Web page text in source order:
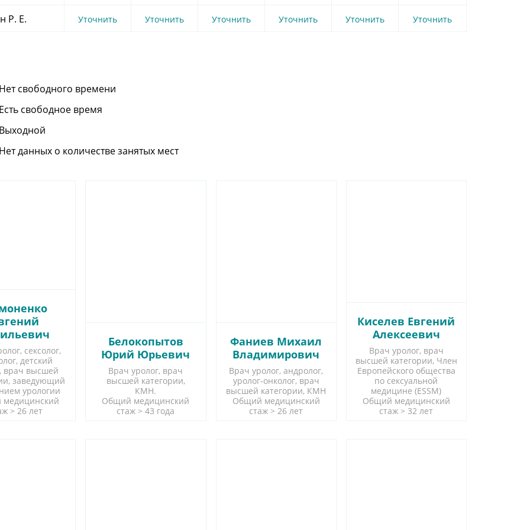
Р. Е. Уточнить Уточнить Уточнить Уточнить Уточнить Уточнить
Нет свободного времени
Есть свободное время
Выходной
Нет данных о количестве занятых мест
сексолог,
детский
врач высшей
заведующий
урологии
> 26 лет
Белокопытов
Юрий Юрьевич
Врач уролог, врач
высшей категории,
КМН.
Общий медицинский
стаж > 43 года
Фаниев Михаил
Владимирович
Врач уролог, андролог,
уролог-онколог, врач
высшей категории, КМН
Общий медицинский
стаж > 26 лет
Киселев Евгений
Алексеевич
Врач уролог, врач
высшей категории, Член
Европейского общества
по сексуальной
медицине (ESSM)
Общий медицинский
стаж > 32 лет